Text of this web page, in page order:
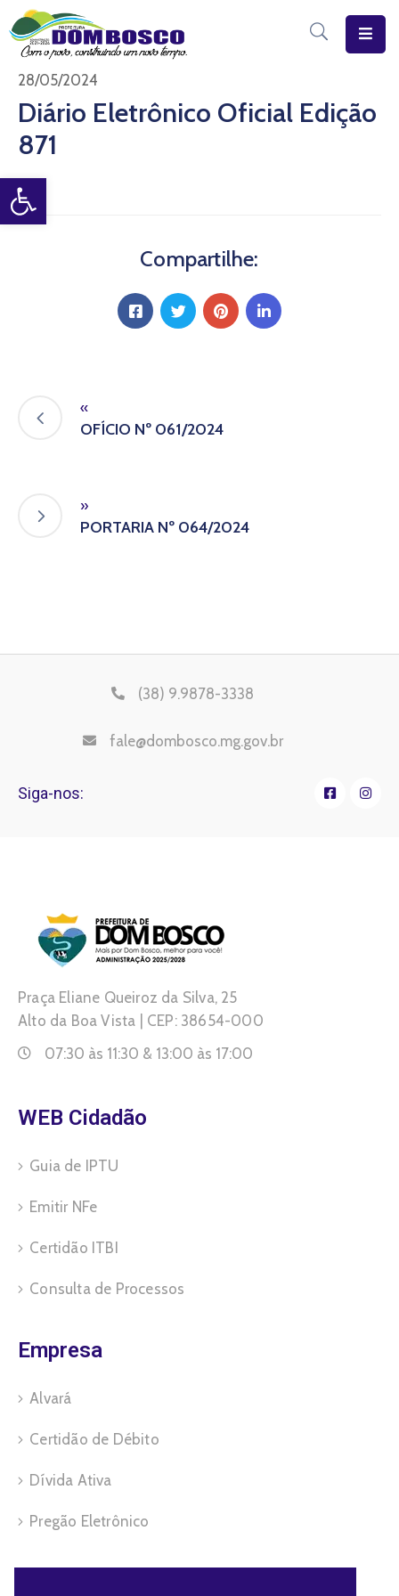
Open toolbar
Início
O
Município
Estrutura
Diário
28/05/2024
Diário Eletrônico Oficial Edição
871
Compartilhe:
«
OFÍCIO Nº 061/2024
»
PORTARIA Nº 064/2024
(38) 9.9878-3338
fale@dombosco.mg.gov.br
Siga-nos:
Praça Eliane Queiroz da Silva, 25
Alto da Boa Vista | CEP: 38654-000
07:30 às 11:30 & 13:00 às 17:00
WEB Cidadão
Guia de IPTU
Emitir NFe
Certidão ITBI
Consulta de Processos
Empresa
Alvará
Certidão de Débito
Dívida Ativa
Pregão Eletrônico